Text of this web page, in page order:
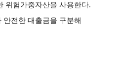
위험가중자산을 사용한다.
전한 대출금을 구분해